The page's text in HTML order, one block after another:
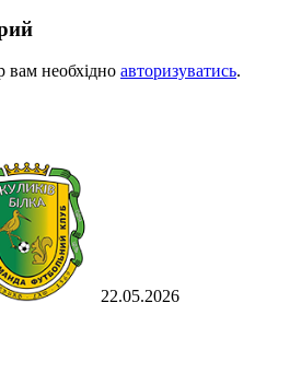
вам необхідно авторизуватись.
22.05.2026